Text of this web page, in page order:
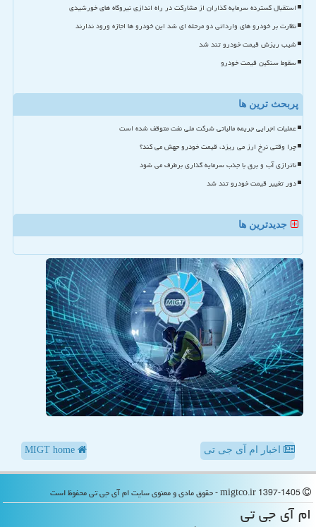
استقبال گسترده سرمایه گذاران از مشارکت در راه اندازی نیروگاه های خورشیدی
نظارت بر خودرو های وارداتی دو مرحله ای شد این خودرو ها اجازه ورود ندارند
شیب ریزش قیمت خودرو تند شد
سقوط سنگین قیمت خودرو
پربحث ترین ها
عملیات اجرایی جریمه مالیاتی شرکت ملی نفت متوقف شده است
چرا وقتی نرخ ارز می ریزد، قیمت خودرو جهش می کند؟
ناترازی آب و برق با جذب سرمایه گذاری برطرف می شود
دور تغییر قیمت خودرو تند شد
جدیدترین ها
اخبار ام آی جی تی
ام آی جی تی